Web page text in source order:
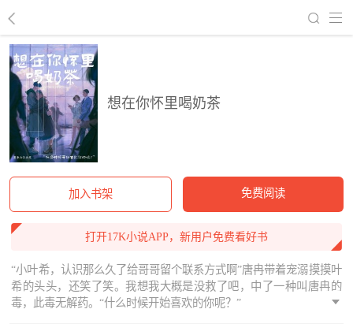
想在你怀里喝奶茶
加入书架 免费阅读
打开17K小说APP，新用户免费看好书
“小叶希，认识那么久了给哥哥留个联系方式啊”唐冉带着宠溺摸摸叶
希的头头，还笑了笑。我想我大概是没救了吧，中了一种叫唐冉的
毒，此毒无解药。“什么时候开始喜欢的你呢？”